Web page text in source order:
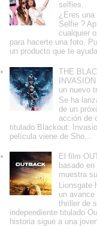
selfies.
¿Eres una
Selfie ?
cualquier
para hacerte una foto.
un producto que te
THE
un nuevo
Se ha
de un
acción de
titulado Blackout:
película viene de Sho...
El film
basado en
muestra
Lionsgate
un
thriller de
independiente titulado
historia sigue a una